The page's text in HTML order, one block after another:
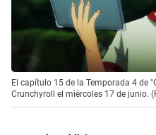
El capítulo 15 de la Temporada 4 de
Crunchyroll el miércoles 17 de junio.